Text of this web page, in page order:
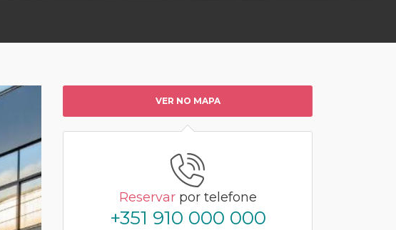
VER NO MAPA
Reservarpor telefone
+351 910 000 000